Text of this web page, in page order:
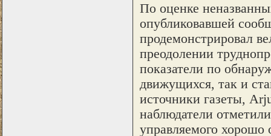
По оценке
опубликовавшей
продемонстрировал
преодолении
показатели по
движущихся, так и
источники газеты,
наблюдатели
управляемого